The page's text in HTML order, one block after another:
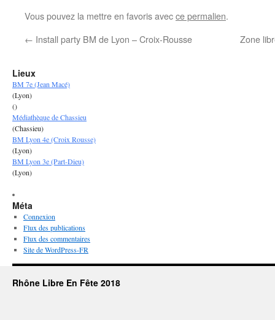
News
Vous pouvez la mettre en favoris avecce permalien.
← Install party BM de Lyon – Croix-Rousse Zone
Lieux
BM 7e (Jean Macé)
(Lyon)
()
Médiathèque de Chassieu
(Chassieu)
BM Lyon 4e (Croix Rousse)
(Lyon)
BM Lyon 3e (Part-Dieu)
(Lyon)
Méta
Connexion
Flux des publications
Flux des commentaires
Site de WordPress-FR
Rhône Libre En Fête 2018